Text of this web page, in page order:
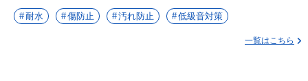
耐水 傷防止 汚れ防止 低級音対策
一覧はこちら